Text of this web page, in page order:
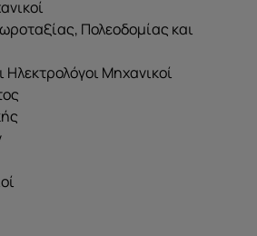
Πολεοδομίας και
Μηχανικοί